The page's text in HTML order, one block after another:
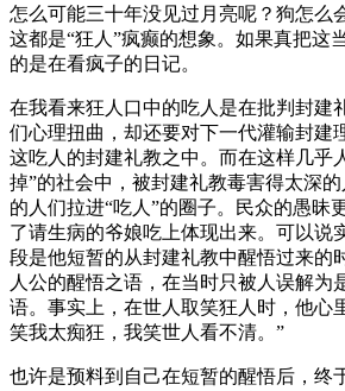
怎么可能三十年没见过月亮呢？狗怎么
这都是“狂人”疯癫的想象。如果真把这
的是在看疯子的日记。
在我看来狂人口中的吃人是在批判封建
们心理扭曲，却还要对下一代灌输封建
这吃人的封建礼教之中。而在这样几乎
掉”的社会中，被封建礼教毒害得太深
的人们拉进“吃人”的圈子。民众的愚昧
了请生病的爷娘吃上体现出来。可以说
段是他短暂的从封建礼教中醒悟过来的
人公的醒悟之语，在当时只被人误解为
语。事实上，在世人取笑狂人时，他心
笑我太痴狂，我笑世人看不清。”
也许是预料到自己在短暂的醒悟后，终